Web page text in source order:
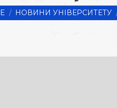
here:
НОВИНИ УНІВЕРСИТЕТУ